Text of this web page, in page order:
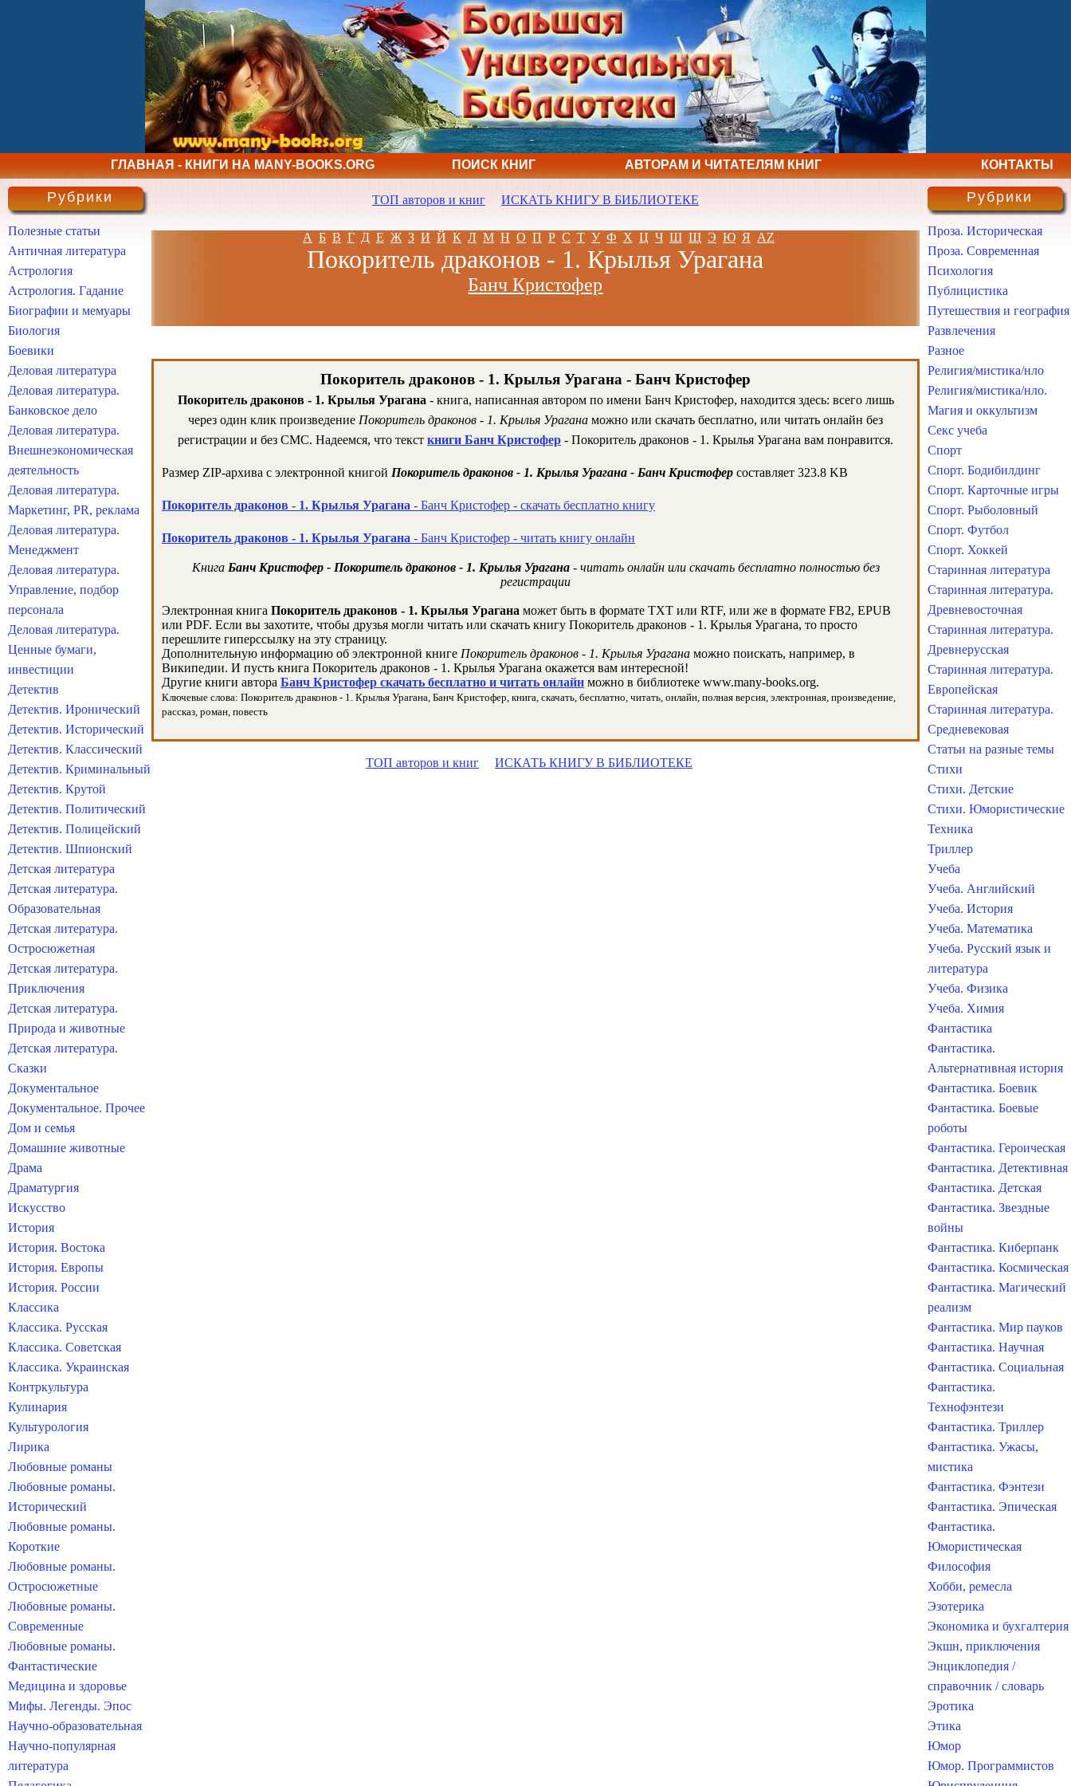
ГЛАВНАЯ - КНИГИ НА MANY-BOOKS.ORG ПОИСК КНИГ АВТОРАМ И ЧИТАТЕЛЯМ КНИГ КОНТАКТЫ
ТОП авторов и книг ИСКАТЬ КНИГУ В БИБЛИОТЕКЕ
А Б В Г Д Е Ж З И Й К Л М Н О П Р С Т У Ф Х Ц Ч Ш Щ Э Ю Я AZ
Покоритель драконов - 1. Крылья Урагана
Банч Кристофер
Покоритель драконов - 1. Крылья Урагана - Банч Кристофер
Покоритель драконов - 1. Крылья Урагана - книга, написанная автором по имени Банч Кристофер, находится здесь: всего лишь
через один клик произведение Покоритель драконов - 1. Крылья Урагана можно или скачать бесплатно, или читать онлайн без
регистрации и без СМС. Надеемся, что текст книги Банч Кристофер - Покоритель драконов - 1. Крылья Урагана вам понравится.
Размер ZIP-архива c электронной книгой Покоритель драконов - 1. Крылья Урагана - Банч Кристофер составляет 323.8 KB
Покоритель драконов - 1. Крылья Урагана - Банч Кристофер - скачать бесплатно книгу
Покоритель драконов - 1. Крылья Урагана - Банч Кристофер - читать книгу онлайн
Книга Банч Кристофер - Покоритель драконов - 1. Крылья Урагана- читать онлайн или скачать бесплатно полностью без
регистрации
Электронная книга Покоритель драконов - 1. Крылья Урагана может быть в формате TXT или RTF, или же в формате FB2, EPUB
или PDF. Если вы захотите, чтобы друзья могли читать или скачать книгу Покоритель драконов - 1. Крылья Урагана, то просто
перешлите гиперссылку на эту страницу.
Дополнительную информацию об электронной книге Покоритель драконов - 1. Крылья Урагана можно поискать, например, в
Википедии. И пусть книга Покоритель драконов - 1. Крылья Урагана окажется вам интересной!
Другие книги автора Банч Кристофер скачать бесплатно и читать онлайн можно в библиотеке www.many-books.org.
Ключевые слова: Покоритель драконов - 1. Крылья Урагана, Банч Кристофер, книга, скачать, бесплатно, читать, онлайн, полная версия, электронная, произведение,
рассказ, роман, повесть
ТОП авторов и книг ИСКАТЬ КНИГУ В БИБЛИОТЕКЕ
Рубрики
Полезные статьи
Античная литература
Астрология
Астрология. Гадание
Биографии и мемуары
Биология
Боевики
Деловая литература
Деловая литература.
Банковское дело
Деловая литература.
Внешнеэкономическая
деятельность
Деловая литература.
Маркетинг, PR, реклама
Деловая литература.
Менеджмент
Деловая литература.
Управление, подбор
персонала
Деловая литература.
Ценные бумаги,
инвестиции
Детектив
Детектив. Иронический
Детектив. Исторический
Детектив. Классический
Детектив. Криминальный
Детектив. Крутой
Детектив. Политический
Детектив. Полицейский
Детектив. Шпионский
Детская литература
Детская литература.
Образовательная
Детская литература.
Остросюжетная
Детская литература.
Приключения
Детская литература.
Природа и животные
Детская литература.
Сказки
Документальное
Документальное. Прочее
Дом и семья
Домашние животные
Драма
Драматургия
Искусство
История
История. Востока
История. Европы
История. России
Классика
Классика. Русская
Классика. Советская
Классика. Украинская
Контркультура
Кулинария
Культурология
Лирика
Любовные романы
Любовные романы.
Исторический
Любовные романы.
Короткие
Любовные романы.
Остросюжетные
Любовные романы.
Современные
Любовные романы.
Фантастические
Медицина и здоровье
Мифы. Легенды. Эпос
Научно-образовательная
Научно-популярная
литература
Рубрики
Проза. Историческая
Проза. Современная
Психология
Публицистика
Путешествия и география
Развлечения
Разное
Религия/мистика/нло
Религия/мистика/нло.
Магия и оккультизм
Секс учеба
Спорт
Спорт. Бодибилдинг
Спорт. Карточные игры
Спорт. Рыболовный
Спорт. Футбол
Спорт. Хоккей
Старинная литература
Старинная литература.
Древневосточная
Старинная литература.
Древнерусская
Старинная литература.
Европейская
Старинная литература.
Средневековая
Статьи на разные темы
Стихи
Стихи. Детские
Стихи. Юмористические
Техника
Триллер
Учеба
Учеба. Английский
Учеба. История
Учеба. Математика
Учеба. Русский язык и
литература
Учеба. Физика
Учеба. Химия
Фантастика
Фантастика.
Альтернативная история
Фантастика. Боевик
Фантастика. Боевые
роботы
Фантастика. Героическая
Фантастика. Детективная
Фантастика. Детская
Фантастика. Звездные
войны
Фантастика. Киберпанк
Фантастика. Космическая
Фантастика. Магический
реализм
Фантастика. Мир пауков
Фантастика. Научная
Фантастика. Социальная
Фантастика.
Технофэнтези
Фантастика. Триллер
Фантастика. Ужасы,
мистика
Фантастика. Фэнтези
Фантастика. Эпическая
Фантастика.
Юмористическая
Философия
Хобби, ремесла
Эзотерика
Экономика и бухгалтерия
Экшн, приключения
Энциклопедия /
справочник / словарь
Эротика
Этика
Юмор
Юмор. Программистов